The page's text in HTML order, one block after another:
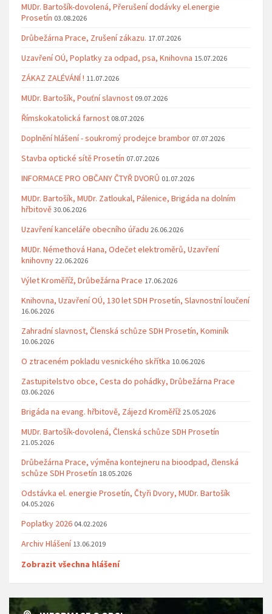
MUDr. Bartošík-dovolená, Přerušení dodávky el.energie
Prosetín 03.08.2026
Drůbežárna Prace, Zrušení zákazu. 17.07.2026
Uzavření OÚ, Poplatky za odpad, psa, Knihovna 15.07.2026
ZÁKAZ ZALÉVÁNÍ ! 11.07.2026
MUDr. Bartošík, Pouťní slavnost 09.07.2026
Římskokatolická farnost 08.07.2026
Doplnění hlášení - soukromý prodejce brambor 07.07.2026
Stavba optické sítě Prosetín 07.07.2026
INFORMACE PRO OBČANY ČTYŘ DVORŮ 01.07.2026
MUDr. Bartošík, MUDr. Zatloukal, Pálenice, Brigáda na dolním
hřbitově 30.06.2026
Uzavření kanceláře obecního úřadu 26.06.2026
MUDr. Némethová Hana, Odečet elektroměrů, Uzavření
knihovny 22.06.2026
Výlet Kroměříž, Drůbežárna Prace 17.06.2026
Knihovna, Uzavření OÚ, 130 let SDH Prosetín, Slavnostní loučení
16.06.2026
Zahradní slavnost, Členská schůze SDH Prosetín, Kominík
10.06.2026
O ztraceném pokladu vesnického skřítka 10.06.2026
Zastupitelstvo obce, Cesta do pohádky, Drůbežárna Prace
03.06.2026
Brigáda na evang. hřbitově, Zájezd Kroměříž 25.05.2026
MUDr. Bartošík-dovolená, Členská schůze SDH Prosetín
21.05.2026
Drůbežárna Prace, výměna kontejneru na bioodpad, členská
schůze SDH Prosetín 18.05.2026
Odstávka el. energie Prosetín, Čtyři Dvory, MUDr. Bartošík
04.05.2026
Poplatky 2026 04.02.2026
Archiv Hlášení 13.06.2019
Zobrazit všechna hlášení